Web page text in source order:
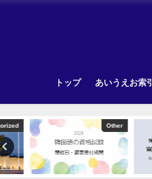
トップ あいうえお索引
Other